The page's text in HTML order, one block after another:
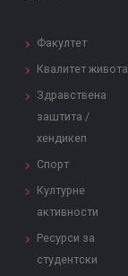
Факултет
Квалитет живота
Здравствена
заштита /
хендикеп
Спорт
Културне
активности
Ресурси за
студентски